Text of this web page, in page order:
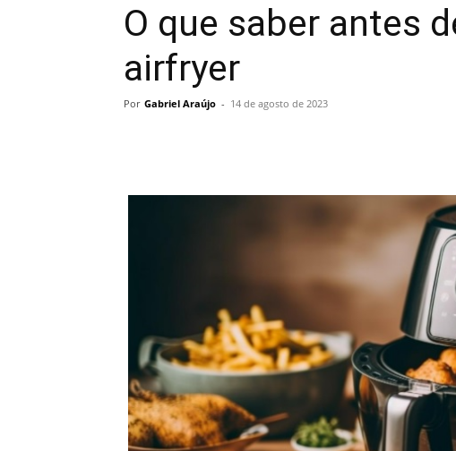
O que saber antes
airfryer
Por Gabriel Araújo - 14 de agosto de 2023